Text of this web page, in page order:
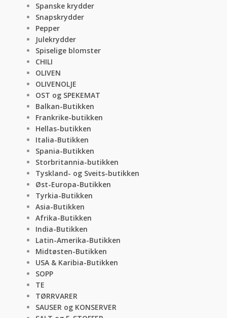
Spanske krydder
Snapskrydder
Pepper
Julekrydder
Spiselige blomster
CHILI
OLIVEN
OLIVENOLJE
OST og SPEKEMAT
Balkan-Butikken
Frankrike-butikken
Hellas-butikken
Italia-Butikken
Spania-Butikken
Storbritannia-butikken
Tyskland- og Sveits-butikken
Øst-Europa-Butikken
Tyrkia-Butikken
Asia-Butikken
Afrika-Butikken
India-Butikken
Latin-Amerika-Butikken
Midtøsten-Butikken
USA & Karibia-Butikken
SOPP
TE
TØRRVARER
SAUSER og KONSERVER